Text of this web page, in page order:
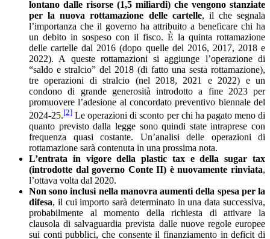
lontano dalle risorse (1,5 miliardi) che vengono stanziate
per la nuova rottamazione delle cartelle, il che segnala
l’importanza che il governo ha attribuito a beneficare chi ha
un debito in sospeso con il fisco. È la quinta rottamazione
delle cartelle dal 2016 (dopo quelle del 2016, 2017, 2018 e
2022). A queste rottamazioni si aggiunge l’operazione di
“saldo e stralcio” del 2018 (di fatto una sesta rottamazione),
tre operazioni di stralcio (nel 2018, 2021 e 2022) e un
condono di grande generosità introdotto a fine 2023 per
promuovere l’adesione al concordato preventivo biennale del
2024-25.[2] Le operazioni di sconto per chi ha pagato meno di
quanto previsto dalla legge sono quindi state intraprese con
frequenza quasi costante. Un’analisi delle operazioni di
rottamazione sarà contenuta in una prossima nota.
L’entrata in vigore della plastic tax e della sugar tax
(introdotte dal governo Conte II) è nuovamente rinviata,
l’ottava volta dal 2020.
Non sono inclusi nella manovra aumenti della spesa per la
difesa, il cui importo sarà determinato in una data successiva,
probabilmente al momento della richiesta di attivare la
clausola di salvaguardia prevista dalle nuove regole europee
sui conti pubblici, che consente il finanziamento in deficit di